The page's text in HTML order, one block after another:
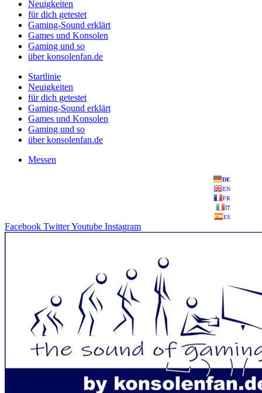
Neuigkeiten
für dich getestet
Gaming-Sound erklärt
Games und Konsolen
Gaming und so
über konsolenfan.de
Startlinie
Neuigkeiten
für dich getestet
Gaming-Sound erklärt
Games und Konsolen
Gaming und so
über konsolenfan.de
Messen
DE
EN
FR
IT
ES
Facebook TwitterYoutube Instagram